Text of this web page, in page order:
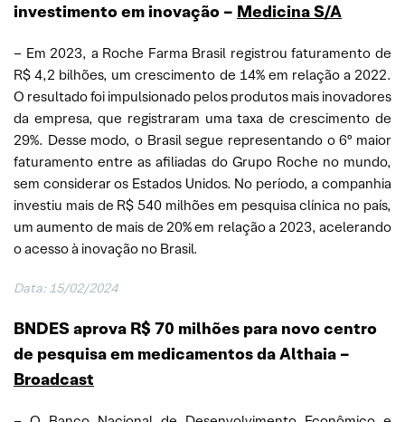
investimento em inovação – Medicina S/A
– Em 2023, a Roche Farma Brasil registrou faturamento de
R$ 4,2 bilhões, um crescimento de 14% em relação a 2022.
O resultado foi impulsionado pelos produtos mais inovadores
da empresa, que registraram uma taxa de crescimento de
29%. Desse modo, o Brasil segue representando o 6º maior
faturamento entre as afiliadas do Grupo Roche no mundo,
sem considerar os Estados Unidos. No período, a companhia
investiu mais de R$ 540 milhões em pesquisa clínica no país,
um aumento de mais de 20% em relação a 2023, acelerando
o acesso à inovação no Brasil.
Data: 15/02/2024
BNDES aprova R$ 70 milhões para novo centro
de pesquisa em medicamentos da Althaia –
Broadcast